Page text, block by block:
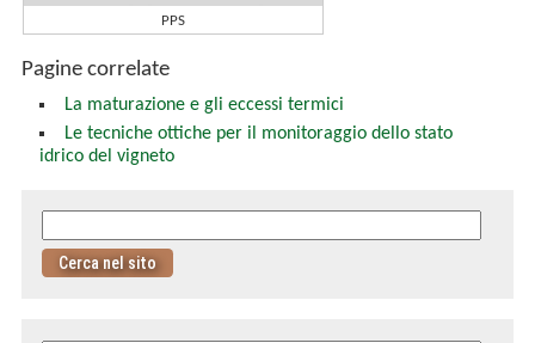
PPS
Pagine correlate
La maturazione e gli eccessi termici
Le tecniche ottiche per il monitoraggio dello stato
idrico del vigneto